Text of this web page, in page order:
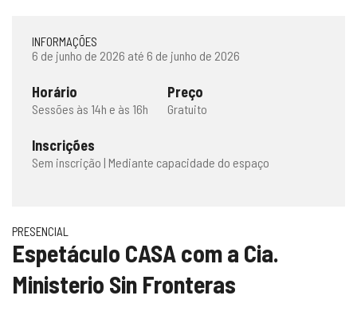
INFORMAÇÕES
6 de junho de 2026 até 6 de junho de 2026
Horário
Sessões às 14h e às 16h
Preço
Gratuito
Inscrições
Sem inscrição | Mediante capacidade do espaço
PRESENCIAL
Espetáculo CASA com a Cia.
Ministerio Sin Fronteras